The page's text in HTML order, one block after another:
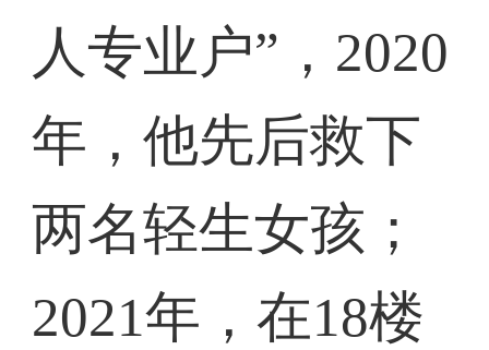
人专业户”，2020
年，他先后救下
两名轻生女孩；
2021年，在18楼